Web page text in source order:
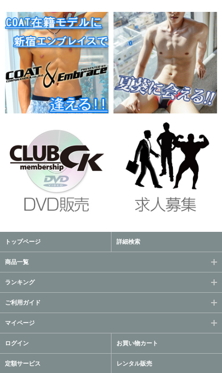
トップページ 詳細検索
商品一覧
ランキング
ご利用ガイド
マイページ
ログイン お買い物カート
定額サービス レンタル販売